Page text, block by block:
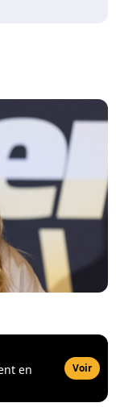
en
Voir